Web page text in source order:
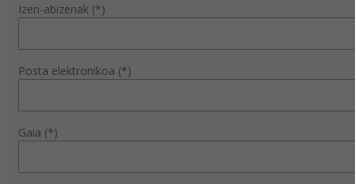
Izen-abizenak (*)
Posta elektronikoa (*)
Gaia (*)